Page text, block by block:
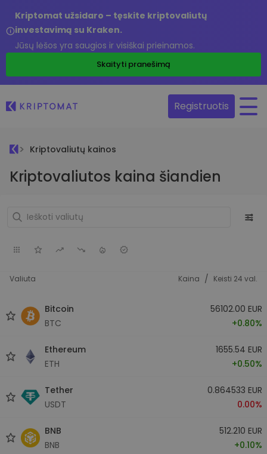
Kriptomat užsidaro – tęskite kriptovaliutų
investavimą su Kraken.
Jūsų lėšos yra saugios ir visiškai prieinamos.
Skaityti pranešimą
Registruotis
Kriptovaliutų kainos
Kriptovaliutos kaina šiandien
Valiuta Kaina / Keisti 24 val.
Bitcoin
BTC
56102.00 EUR
+0.80%
Ethereum
ETH
1655.54 EUR
+0.50%
Tether
USDT
0.864533 EUR
0.00%
BNB
BNB
512.210 EUR
+0.10%